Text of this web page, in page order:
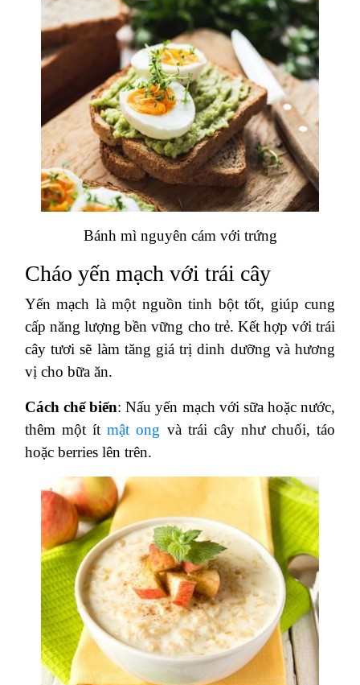
Bánh mì nguyên cám với trứng
Cháo yến mạch với trái cây
Yến mạch là một nguồn tinh bột tốt, giúp cung
cấp năng lượng bền vững cho trẻ. Kết hợp với trái
cây tươi sẽ làm tăng giá trị dinh dưỡng và hương
vị cho bữa ăn.
Cách chế biến: Nấu yến mạch với sữa hoặc nước,
thêm một ítmật ong và trái cây như chuối, táo
hoặc berries lên trên.